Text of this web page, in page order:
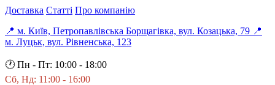
Доставка Статті Про компанію
📍 м. Київ, Петропавлівська Борщагівка, вул. Козацька, 79 📍
м. Луцьк, вул. Рівненська, 123
🕐 Пн - Пт: 10:00 - 18:00
Сб, Нд: 11:00 - 16:00